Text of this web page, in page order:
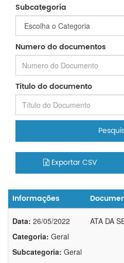
Subcategoria
Numero do documentos
Título do documento
Exportar CSV
Informações
Data: 26/05/2022
Categoria: Geral
Subcategoria: Geral
ATA DA